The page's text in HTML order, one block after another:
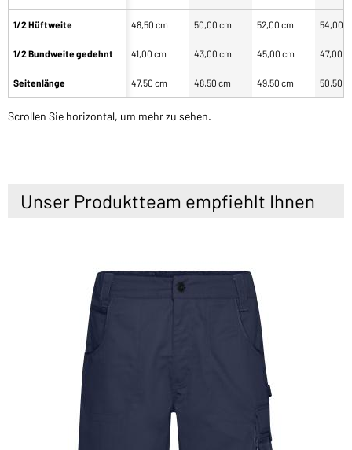
1/2 Hüftweite
1/2 Bundweite gedehnt
Seitenlänge
48,50 cm 50,00 cm 52,00 cm 54,00
41,00 cm 43,00 cm 45,00 cm 47,00
47,50 cm 48,50 cm 49,50 cm 50,50
Scrollen Sie horizontal, um mehr zu sehen.
Unser Produktteam empfiehlt Ihnen